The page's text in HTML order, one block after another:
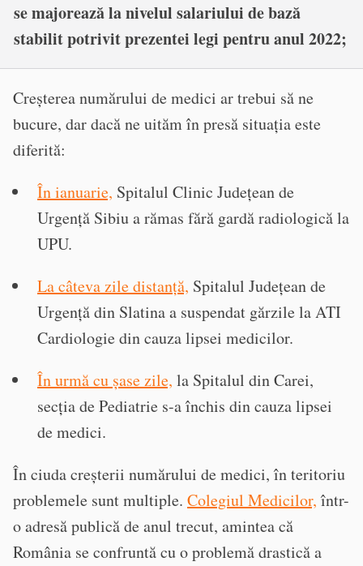
se majorează la nivelul salariului de bază
stabilit potrivit prezentei legi pentru anul 2022;
Creșterea numărului de medici ar trebui să ne
bucure, dar dacă ne uităm în presă situația este
diferită:
În ianuarie, Spitalul Clinic Județean de
Urgență Sibiu a rămas fără gardă radiologică la
UPU.
La câteva zile distanță, Spitalul Județean de
Urgență din Slatina a suspendat gărzile la ATI
Cardiologie din cauza lipsei medicilor.
În urmă cu șase zile, la Spitalul din Carei,
secția de Pediatrie s-a închis din cauza lipsei
de medici.
În ciuda creșterii numărului de medici, în teritoriu
problemele sunt multiple. Colegiul Medicilor, într-
o adresă publică de anul trecut, amintea că
România se confruntă cu o problemă drastică a